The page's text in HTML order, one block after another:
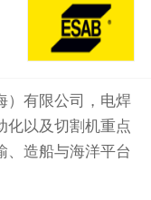
）有限公司，电焊
化以及切割机重点
、造船与海洋平台